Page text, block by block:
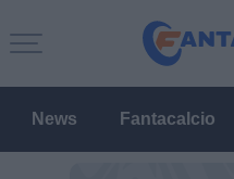
News Fantacalcio